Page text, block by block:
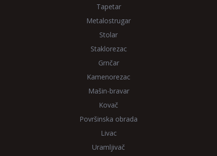
Tapetar
Metalostrugar
Stolar
Staklorezac
Grnčar
Kamenorezac
Mašin-bravar
Kovač
Površinska obrada
Livac
Uramljivač